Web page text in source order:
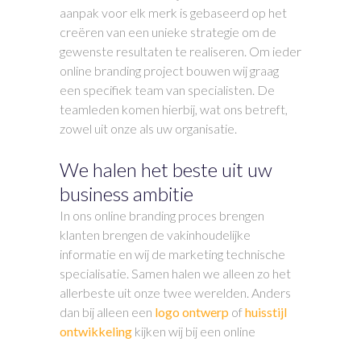
aanpak voor elk merk is gebaseerd op het
creëren van een unieke strategie om de
gewenste resultaten te realiseren. Om ieder
online branding project bouwen wij graag
een specifiek team van specialisten. De
teamleden komen hierbij, wat ons betreft,
zowel uit onze als uw organisatie.
We halen het beste uit uw
business ambitie
In ons online branding proces brengen
klanten brengen de vakinhoudelijke
informatie en wij de marketing technische
specialisatie. Samen halen we alleen zo het
allerbeste uit onze twee werelden. Anders
dan bij alleen een logo ontwerp ofhuisstijl
ontwikkeling kijken wij bij een online